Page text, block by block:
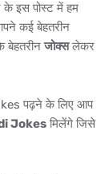
के इस पोस्ट में हम
कई बेहतरीन
जोक्सलेकर
पढ़ने के लिए आप
Jokes मिलेंगे जिसे